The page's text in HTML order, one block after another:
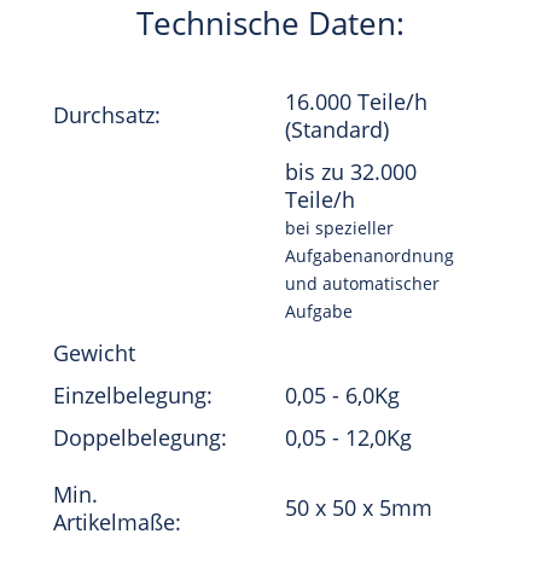
Technische Daten:
Durchsatz:
16.000 Teile/h
(Standard)
bis zu 32.000
Teile/h
bei spezieller
Aufgabenanordnung
und automatischer
Aufgabe
Gewicht
Einzelbelegung:
0,05 - 6,0Kg
Doppelbelegung:
0,05 - 12,0Kg
Min.
Artikelmaße:
50 x 50 x 5mm